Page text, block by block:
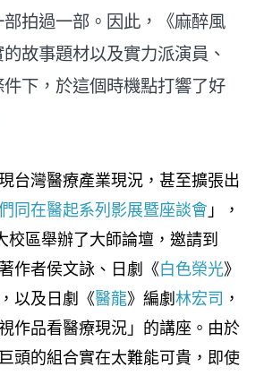
拍過一部。因此，《麻醉風
故事題材以及實力派演員、
下，於這個時機點打響了好
台灣醫療產業現況，甚至擴張出
同在醫起系列影展暨座談會 」，
校區舉辦了大師論壇，邀請到
作者侯文詠、日劇《白色榮光》
以及日劇《醫龍》編劇 林宏司 ，
作品看醫療現況」的講座。由於
頭的組合實在太難能可貴，即使